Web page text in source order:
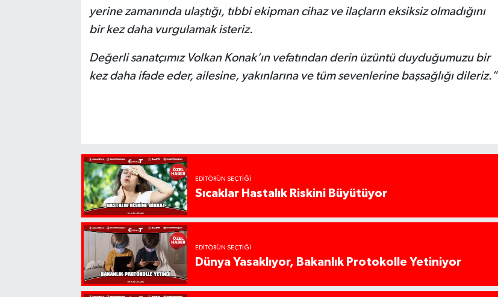
yerine zamanında ulaştığı, tıbbi ekipman cihaz ve ilaçların eksiksiz olmadığını
bir kez daha vurgulamak isteriz.
Değerli sanatçımız Volkan Konak’ın vefatından derin üzüntü duyduğumuzu bir
kez daha ifade eder, ailesine, yakınlarına ve tüm sevenlerine başsağlığı dileriz.”
EDITÖRÜN SEÇTIĞI
Sıcaklar Hastalık Riskini Büyütüyor
EDITÖRÜN SEÇTIĞI
Dünya Yasaklıyor, Bakanlık Protokolle Yetiniyor